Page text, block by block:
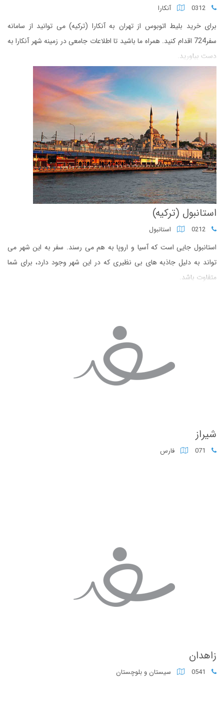
آنکارا
برای خرید بلیط اتوبوس از تهران به آنکارا (ترکیه) می توانید از سامانه
سفر724 اقدام کنید. همراه ما باشید تا اطلاعات جامعی در زمینه شهر آنکارا به
دست بیاورید.
استانبول (ترکیه)
استانبول
استانبول جایی است که آسیا و اروپا به هم می رسند. سفر به این شهر می
تواند به دلیل جاذبه های بی نظیری که در این شهر وجود دارد، برای شما
متفاوت باشد.
شیراز
فارس
زاهدان
سیستان و بلوچستان